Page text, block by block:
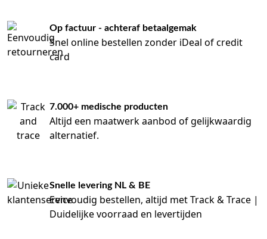
Op factuur - achteraf betaalgemak
Snel online bestellen zonder iDeal of credit
card
7.000+ medische producten
Altijd een maatwerk aanbod of gelijkwaardig
alternatief.
Snelle levering NL & BE
Eenvoudig bestellen, altijd met Track & Trace |
Duidelijke voorraad en levertijden